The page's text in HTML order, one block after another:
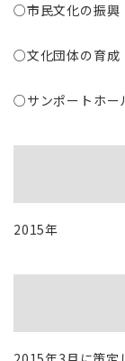
○市民文化の振興
○文化団体の育成
○サンポートホー
2015年